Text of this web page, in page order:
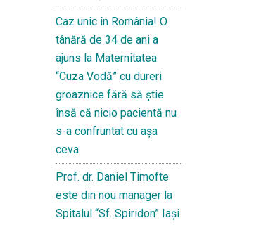
Caz unic în România! O
tânără de 34 de ani a
ajuns la Maternitatea
“Cuza Vodă” cu dureri
groaznice fără să ştie
însă că nicio pacientă nu
s-a confruntat cu așa
ceva
Prof. dr. Daniel Timofte
este din nou manager la
Spitalul “Sf. Spiridon” Iaşi